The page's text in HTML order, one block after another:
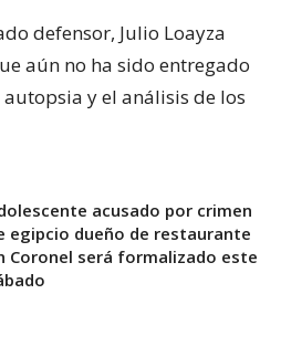
defensor, Julio Loayza
aún no ha sido entregado
y el análisis de los
acusado por crimen
egipcio dueño de restaurante
Coronel será formalizado este